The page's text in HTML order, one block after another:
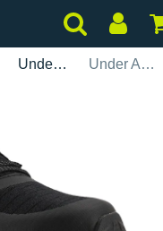
Under Armour Under Armour Charged Bandit TR 3 SP